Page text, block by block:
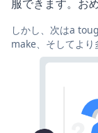
しかし、次はa
make、そしてより